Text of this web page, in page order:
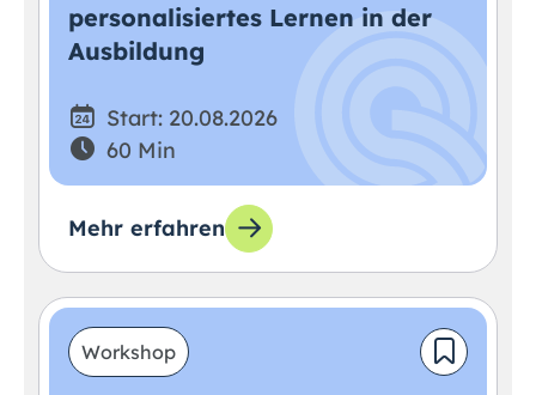
personalisiertes Lernen in der
Ausbildung
Start: 20.08.2026
60 Min
Mehr erfahren
Workshop